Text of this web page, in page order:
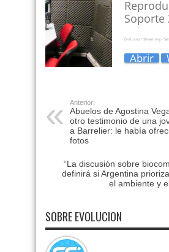
Anterior:
Abuelos de Agostina
otro testimonio de una
a Barrelier: le había
fotos
“La discusión sobre
definirá si Argentina
el ambiente y
SOBRE EVOLUCION